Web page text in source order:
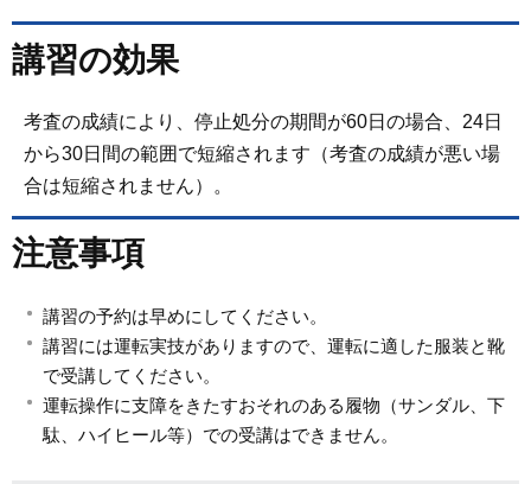
講習の効果
考査の成績により、停止処分の期間が60日の場合、24日
から30日間の範囲で短縮されます（考査の成績が悪い場
合は短縮されません）。
注意事項
講習の予約は早めにしてください。
講習には運転実技がありますので、運転に適した服装と靴
で受講してください。
運転操作に支障をきたすおそれのある履物（サンダル、下
駄、ハイヒール等）での受講はできません。